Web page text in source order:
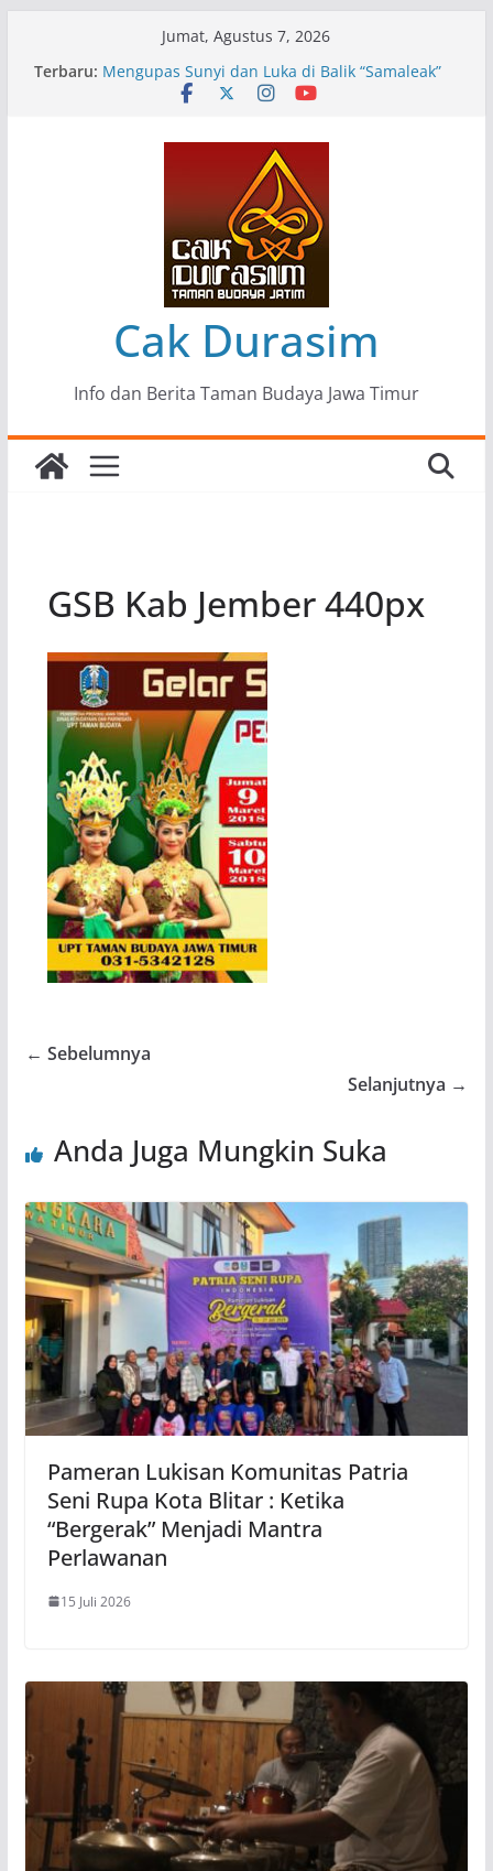
Jumat, Agustus 7, 2026
Terbaru: Pameran Lukisan Komunitas Patria Seni Rupa
Kota Blitar : Ketika “Bergerak” Menjadi Mantra
Mengupas Sunyi dan Luka di Balik “Samaleak”
Menjaga Marwah Seni dan Budaya: Catatan
Kunjungan Kerja Ir. Bambang Haryo Soekartono
(BHS) Anggota DPR RI ke Taman Budaya Jawa
Pameran Tunggal 35 Karya Agus Koecink
“Tumbang Tambang”, Ungkapan Kritis Tentang
Derita Pekerja Pertambangan
Cak Durasim
Info dan Berita Taman Budaya Jawa Timur
GSB Kab Jember 440px
← Sebelumnya
Selanjutnya →
Anda Juga Mungkin Suka
Pameran Lukisan Komunitas Patria
Seni Rupa Kota Blitar : Ketika
“Bergerak” Menjadi Mantra
Perlawanan
15 Juli 2026